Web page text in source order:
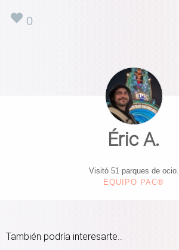
0
Éric A.
Visitó 51 parques de ocio.
EQUIPO PAC®
También podría interesarte...